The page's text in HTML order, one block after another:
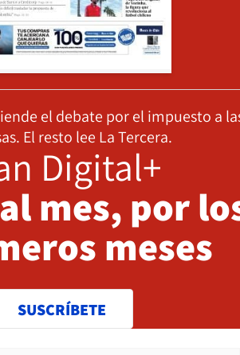
el debate por el impuesto a
El resto lee La Tercera.
Digital+
mes, por
meses
SUSCRÍBETE